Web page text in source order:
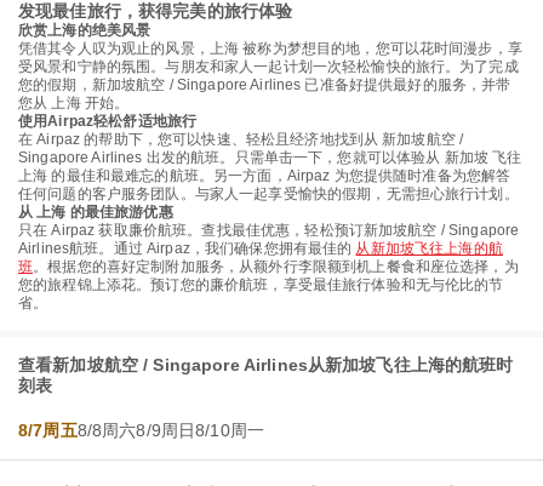
发现最佳旅行，获得完美的旅行体验
欣赏上海的绝美风景
凭借其令人叹为观止的风景，上海 被称为梦想目的地，您可以花时间漫步，享
受风景和宁静的氛围。与朋友和家人一起计划一次轻松愉快的旅行。为了完成
您的假期，新加坡航空 / Singapore Airlines 已准备好提供最好的服务，并带
您从 上海 开始。
使用Airpaz轻松舒适地旅行
在 Airpaz 的帮助下，您可以快速、轻松且经济地找到从 新加坡航空 /
Singapore Airlines 出发的航班。只需单击一下，您就可以体验从 新加坡 飞往
上海 的最佳和最难忘的航班。另一方面，Airpaz 为您提供随时准备为您解答
任何问题的客户服务团队。与家人一起享受愉快的假期，无需担心旅行计划。
从 上海 的最佳旅游优惠
只在 Airpaz 获取廉价航班。查找最佳优惠，轻松预订新加坡航空 / Singapore
Airlines航班。通过 Airpaz，我们确保您拥有最佳的 从新加坡飞往上海的航
班。根据您的喜好定制附加服务，从额外行李限额到机上餐食和座位选择，为
您的旅程锦上添花。预订您的廉价航班，享受最佳旅行体验和无与伦比的节
省。
查看新加坡航空 / Singapore Airlines从新加坡飞往上海的航班时
刻表
8/7周五8/8周六8/9周日8/10周一